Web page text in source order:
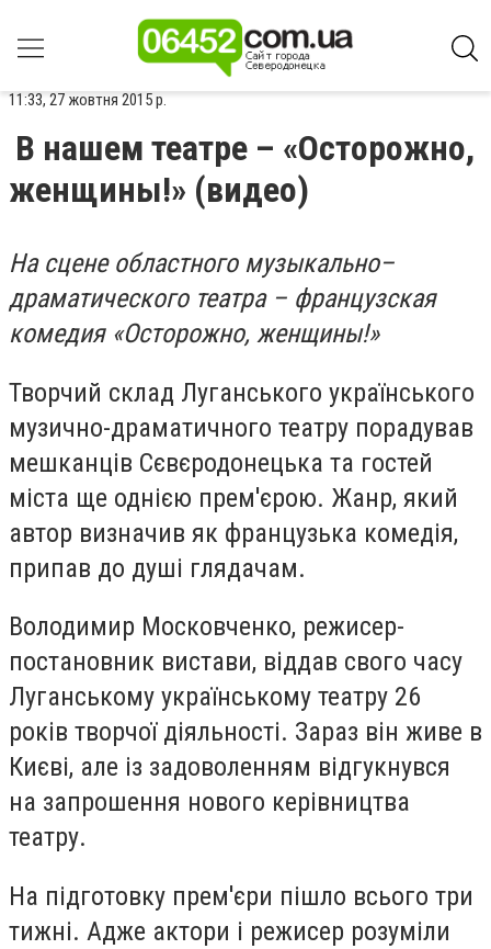
11:33, 27 жовтня 2015 р.
В нашем театре – «Осторожно,
женщины!» (видео)
На сцене областного музыкально–
драматического театра – французская
комедия «Осторожно, женщины!»
Творчий склад Луганського українського
музично-драматичного театру порадував
мешканців Сєвєродонецька та гостей
міста ще однією прем'єрою. Жанр, який
автор визначив як французька комедія,
припав до душі глядачам.
Володимир Московченко, режисер-
постановник вистави, віддав свого часу
Луганському українському театру 26
років творчої діяльності. Зараз він живе в
Києві, але із задоволенням відгукнувся
на запрошення нового керівництва
театру.
На підготовку прем'єри пішло всього три
тижні. Адже актори і режисер розуміли